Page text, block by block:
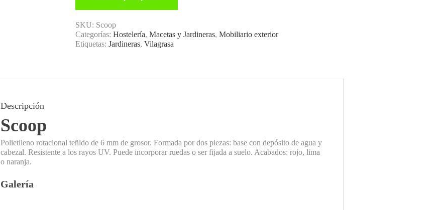
SKU: Scoop
Categorías:Hostelería,Macetas y Jardineras,Mobiliario exterior
Etiquetas:Jardineras,Vilagrasa
Descripción
Scoop
Polietileno rotacional teñido de 6 mm de grosor. Formada por dos piezas: base con depósito de agua y
cabezal. Resistente a los rayos UV. Puede incorporar ruedas o ser fijada a suelo. Acabados: rojo, lima
o naranja.
Galería